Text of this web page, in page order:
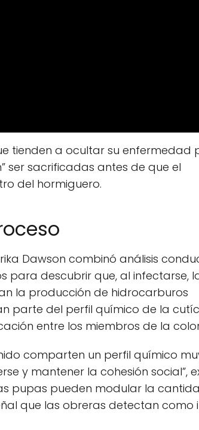
tienden a ocultar su enfermedad
ser sacrificadas antes de que el
del hormiguero.
Dawson combinó análisis
para descubrir que, al infectarse,
la producción de hidrocarburos
parte del perfil químico de la
entre los miembros de la
comparten un perfil químico
y mantener la cohesión social”,
pupas pueden modular la
que las obreras detectan como